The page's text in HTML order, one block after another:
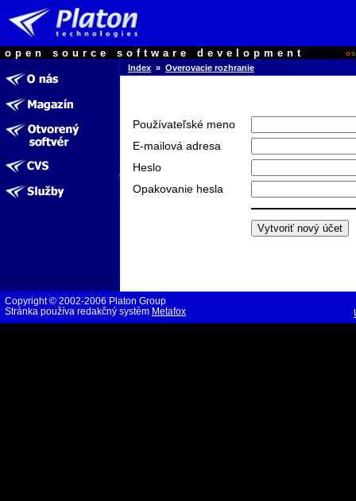
open source software development
Index » Overovacie rozhranie
Používateľské meno
E-mailová adresa
Heslo
Opakovanie hesla
Copyright © 2002-2006 Platon Group
Stránka používa redakčný systém Metafox